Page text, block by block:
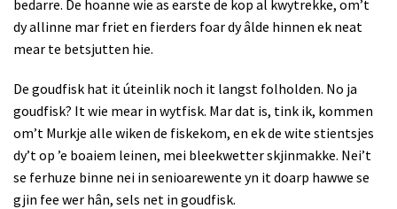
bedarre. De hoanne wie as earste de kop al kwytrekke, om’t
dy allinne mar friet en fierders foar dy âlde hinnen ek neat
mear te betsjutten hie.
De goudfisk hat it úteinlik noch it langst folholden. No ja
goudfisk? It wie mear in wytfisk. Mar dat is, tink ik, kommen
om’t Murkje alle wiken de fiskekom, en ek de wite stientsjes
dy’t op ’e boaiem leinen, mei bleekwetter skjinmakke. Nei’t
se ferhuze binne nei in senioarewente yn it doarp hawwe se
gjin fee wer hân, sels net in goudfisk.